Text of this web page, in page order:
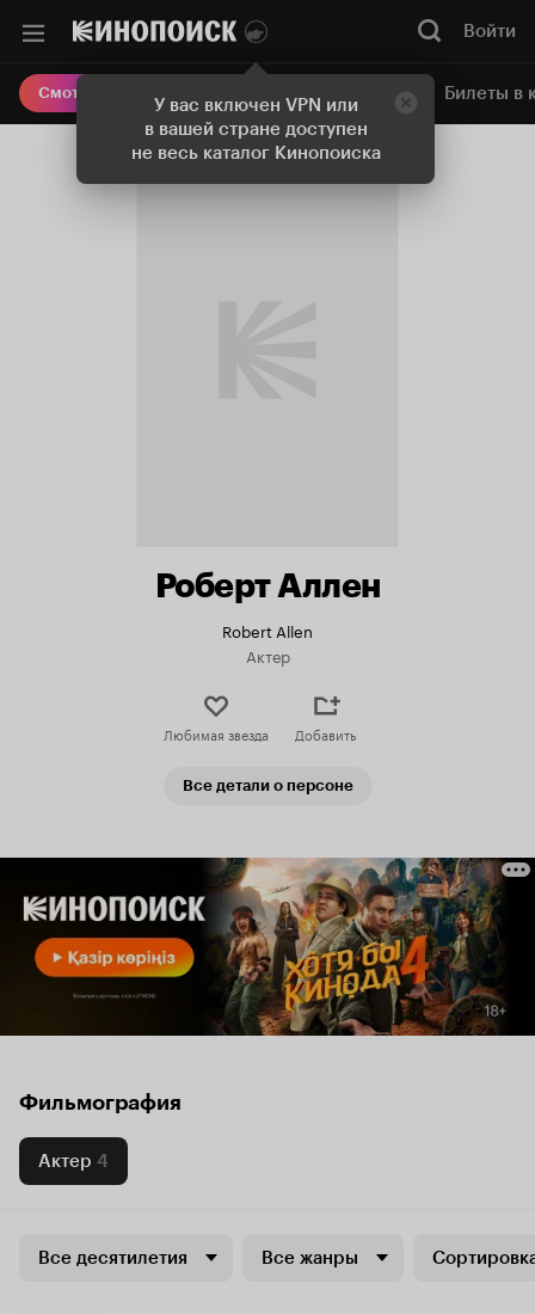
У вас включен VPN или
в вашей стране доступен
не весь каталог Кинопоиска
Войти
Смотреть кино Онлайн-кинотеатр Билеты в
Роберт Аллен
Robert Allen
Актер
Любимая звезда Добавить
Все детали о персоне
Фильмография
Актер 4
Все десятилетия Все жанры